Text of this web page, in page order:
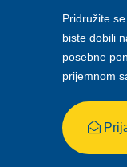
Pridružite
biste dobili
posebne
prijemnom